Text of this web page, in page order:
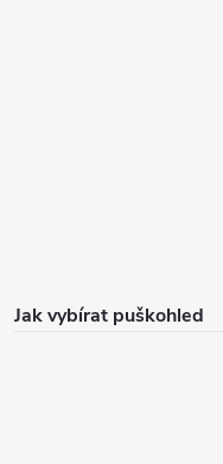
Jak vybírat puškohled